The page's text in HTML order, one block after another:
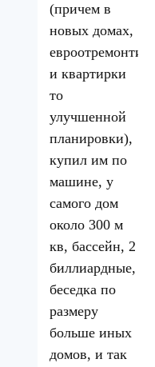
(причем в
новых домах,
и квартирки
то
улучшенной
планировки),
купил им по
машине, у
самого дом
около 300 м
кв, бассейн, 2
биллиардные,
беседка по
размеру
больше иных
домов, и так